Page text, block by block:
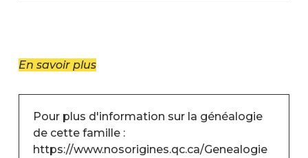
En savoir plus
Pour plus d'information sur la généalogie
de cette famille :
https://www.nosorigines.qc.ca/Genealogie